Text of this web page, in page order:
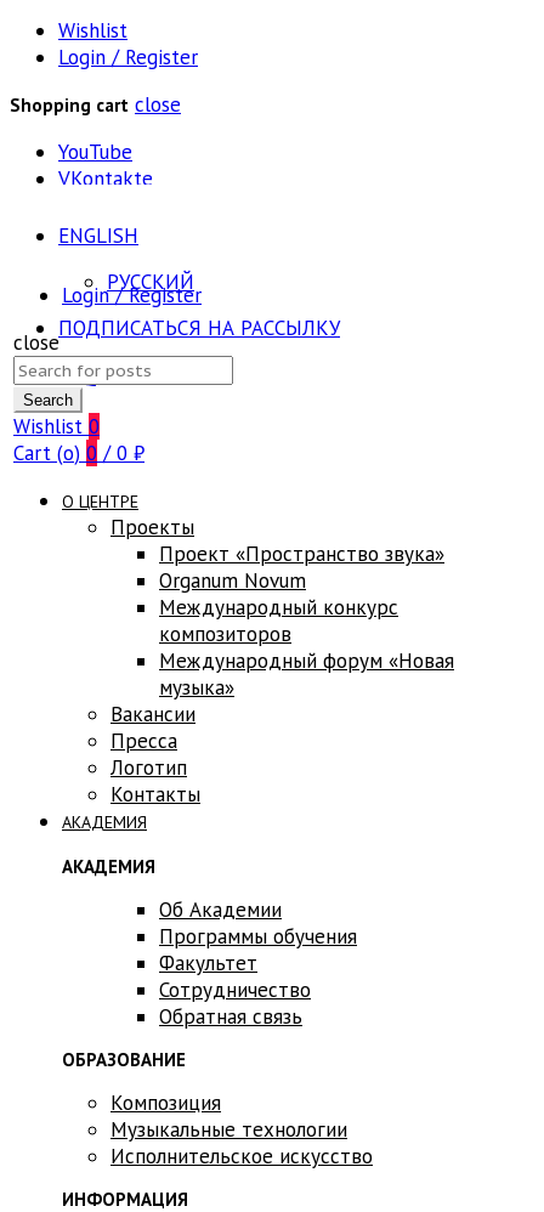
Wishlist
Login / Register
Shopping cart close
YouTube
VKontakte
ENGLISH
РУССКИЙ
ПОДПИСАТЬСЯ НА РАССЫЛКУ
FAQ
Login / Register
close
Search
for:
Search
Wishlist 0
Cart (o) 0 / 0 ₽
О ЦЕНТРЕ
Проекты
Проект «Пространство звука»
Оrganum Novum
Международный конкурс
композиторов
Международный форум «Новая
музыка»
Вакансии
Пресса
Логотип
Контакты
АКАДЕМИЯ
АКАДЕМИЯ
Об Академии
Программы обучения
Факультет
Сотрудничество
Обратная связь
ОБРАЗОВАНИЕ
Композиция
Музыкальные технологии
Исполнительское искусство
ИНФОРМАЦИЯ